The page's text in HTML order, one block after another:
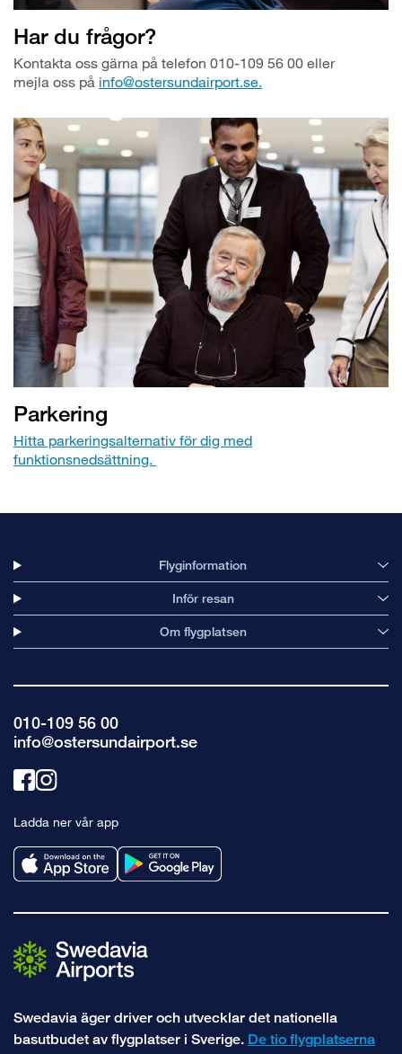
Har du frågor?
Kontakta oss gärna på telefon 010-109 56 00 eller
mejla oss på info@ostersundairport.se.
Parkering
Hitta parkeringsalternativ för dig med
funktionsnedsättning.
Flyginformation
Inför resan
Om flygplatsen
010-109 56 00
info@ostersundairport.se
Länk
facebook
Länk
instagram
Ladda ner vår app
Swedavia äger driver och utvecklar det nationella
basutbudet av flygplatser i Sverige. De tio flygplatserna